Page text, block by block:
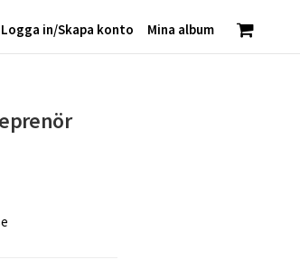
Mina album
Logga in/Skapa konto